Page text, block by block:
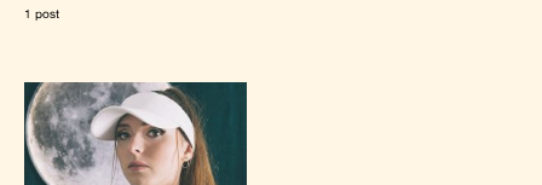
1 post